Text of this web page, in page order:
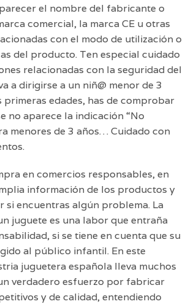
el nombre del fabricante o
comercial, la marca CE u otras
con el modo de utilización o
del producto. Ten especial cuidado
relacionadas con la seguridad del
a dirigirse a un niñ@ menor de 3
primeras edades, has de comprobar
no aparece la indicación “No
menores de 3 años… Cuidado con
en comercios responsables, en
información de los productos y
si encuentras algún problema. La
juguete es una labor que entraña
si se tiene en cuenta que su
al público infantil. En este
juguetera española lleva muchos
verdadero esfuerzo por fabricar
y de calidad, entendiendo